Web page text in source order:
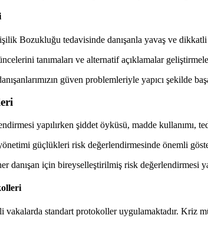
Bozukluğu tedavisinde danışanla yavaş ve
tanımaları ve alternatif açıklamalar
güven problemleriyle yapıcı şekilde
yapılırken şiddet öyküsü, madde kullanımı,
güçlükleri risk değerlendirmesinde önemli
danışan için bireyselleştirilmiş risk değerlendirmesi
standart protokoller uygulamaktadır. Kriz